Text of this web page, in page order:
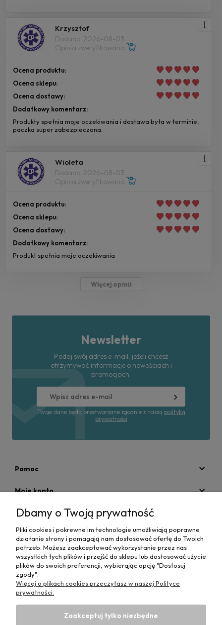
Krzysztof
Dodano: 2026-08-03
Opinia zweryfikowana
Ocena produktu:
Ocena sklepu:
Ocena dostawy:
Dodatkowy komentarz:
Produkty spełnia moje oczekiwania i dostawa była w terminie,
paczka super zabezpieczona.
Wioleta
Dodano: 2026-08-03
Opinia zweryfikowana
Ocena produktu:
Ocena sklepu:
Ocena dostawy:
Dodatkowy komentarz:
Produkt spełnia moje oczekiwania
Więcej opinii
Newsletter
Podaj swój adres e-mail, jeżeli chcesz
otrzymywać informacje o nowościach i
promocjach.
Twoje dane będą przetwarzane zgodnie z naszą polityką
prywatności
Pomoc
Moje konto
Płatności i dostawa
Informacje
O nas
Projekt i wykonanie:Ecommercy.pl
Dbamy o Twoją prywatność
Pliki cookies i pokrewne im technologie umożliwiają poprawne
działanie strony i pomagają nam dostosować ofertę do Twoich
potrzeb. Możesz zaakceptować wykorzystanie przez nas
wszystkich tych plików i przejść do sklepu lub dostosować użycie
plików do swoich preferencji, wybierając opcję "Dostosuj
zgody".
Więcej o plikach cookies przeczytasz w naszej Polityce
prywatności.
Zaakceptuj tylko niezbędne